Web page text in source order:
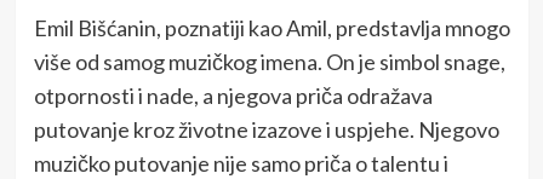
Emil Bišćanin, poznatiji kao Amil, predstavlja mnogo
više od samog muzičkog imena. On je simbol snage,
otpornosti i nade, a njegova priča odražava
putovanje kroz životne izazove i uspjehe. Njegovo
muzičko putovanje nije samo priča o talentu i